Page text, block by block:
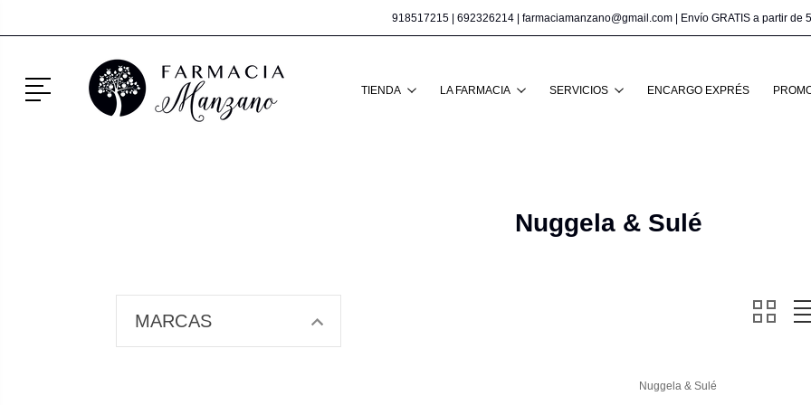
918517215 692326214 farmaciamanzano@gmail.com | Envío GRATIS a partir de
Menú TIENDA LA FARMACIA SERVICIOS ENCARGO EXPRÉS
Nuggela & Sulé
MARCAS
Nuggela & Sulé